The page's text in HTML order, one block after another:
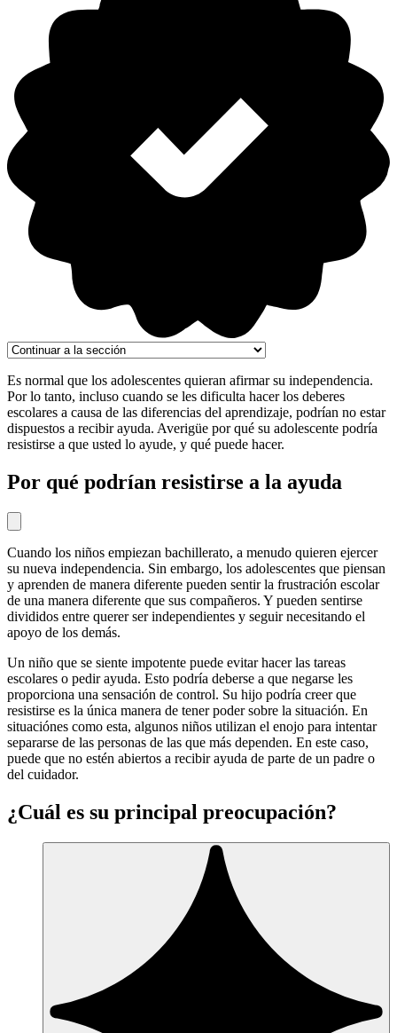
Es normal que los adolescentes quieran afirmar su independencia.
Por lo tanto, incluso cuando se les dificulta hacer los deberes
escolares a causa de las diferencias del aprendizaje, podrían no estar
dispuestos a recibir ayuda. Averigüe por qué su adolescente podría
resistirse a que usted lo ayude, y qué puede hacer.
Por qué podrían resistirse a la ayuda
Cuando los niños empiezan bachillerato, a menudo quieren ejercer
su nueva independencia. Sin embargo, los adolescentes que piensan
y aprenden de manera diferente pueden sentir la frustración escolar
de una manera diferente que sus compañeros. Y pueden sentirse
divididos entre querer ser independientes y seguir necesitando el
apoyo de los demás.
Un niño que se siente impotente puede evitar hacer las tareas
escolares o pedir ayuda. Esto podría deberse a que negarse les
proporciona una sensación de control. Su hijo podría creer que
resistirse es la única manera de tener poder sobre la situación. En
situaciónes como esta, algunos niños utilizan el enojo para intentar
separarse de las personas de las que más dependen. En este caso,
puede que no estén abiertos a recibir ayuda de parte de un padre o
del cuidador.
¿Cuál es su principal preocupación?